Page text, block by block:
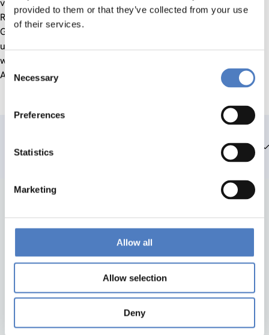
provided to them or that they’ve collected from your use
of their services.
Consent
Selection
Necessary
Preferences
Statistics
Marketing
Allow all
Allow selection
Deny
verschiedene Politikfelder der Stadt- und
Regionalentwicklung wie beispielsweise Beschäftigung,
Gesundheit, Bildung und Weiterbildung, Wohnen, Gesundheit
usw. intensiviert. Das entstandene Instrumentarium wurde
weitergeführt, u.a. auch als Instrument für das Projekt
ACTORES eingesetzt.
Zurück nach oben